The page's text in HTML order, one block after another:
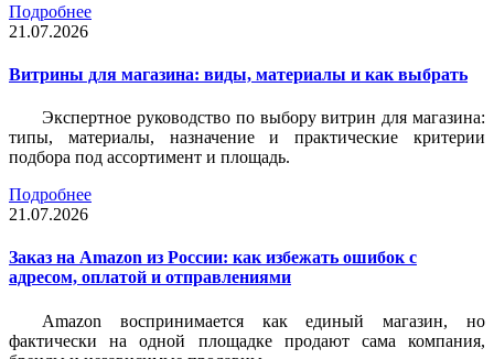
Подробнее
21.07.2026
Витрины для магазина: виды, материалы и как выбрать
Экспертное руководство по выбору витрин для магазина:
типы, материалы, назначение и практические критерии
подбора под ассортимент и площадь.
Подробнее
21.07.2026
Заказ на Amazon из России: как избежать ошибок с
адресом, оплатой и отправлениями
Amazon воспринимается как единый магазин, но
фактически на одной площадке продают сама компания,